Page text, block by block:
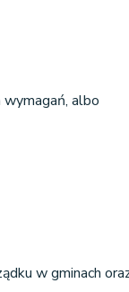
albo
w gminach